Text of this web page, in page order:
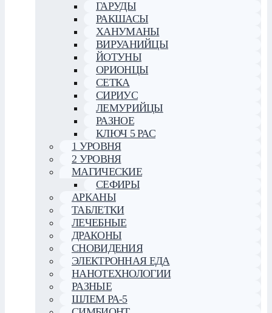
ГАРУДЫ
РАКШАСЫ
ХАНУМАНЫ
ВИРУАНИЙЦЫ
ЙОТУНЫ
ОРИОНЦЫ
СЕТКА
СИРИУС
ЛЕМУРИЙЦЫ
РАЗНОЕ
КЛЮЧ 5 РАС
1 УРОВНЯ
2 УРОВНЯ
МАГИЧЕСКИЕ
СЕФИРЫ
АРКАНЫ
ТАБЛЕТКИ
ЛЕЧЕБНЫЕ
ДРАКОНЫ
СНОВИДЕНИЯ
ЭЛЕКТРОННАЯ ЕДА
НАНОТЕХНОЛОГИИ
РАЗНЫЕ
ШЛЕМ РА-5